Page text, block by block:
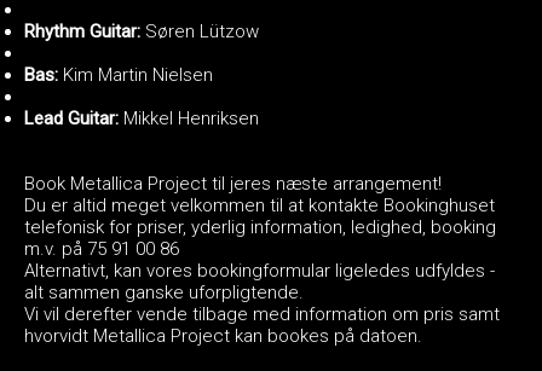
Rhythm Guitar: Søren Lützow
Bas: Kim Martin Nielsen
Lead Guitar: Mikkel Henriksen
Book Metallica Project til jeres næste arrangement!
Du er altid meget velkommen til at kontakte Bookinghuset
telefonisk for priser, yderlig information, ledighed, booking
m.v. på 75 91 00 86
Alternativt, kan vores bookingformular ligeledes udfyldes -
alt sammen ganske uforpligtende.
Vi vil derefter vende tilbage med information om pris samt
hvorvidt Metallica Project kan bookes på datoen.